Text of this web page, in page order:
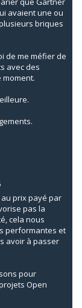
avaient une ou
briques
de me méfier de
avec des
moment.
prix payé par
pas la
cela nous
performantes et
avoir à passer
pour
Open